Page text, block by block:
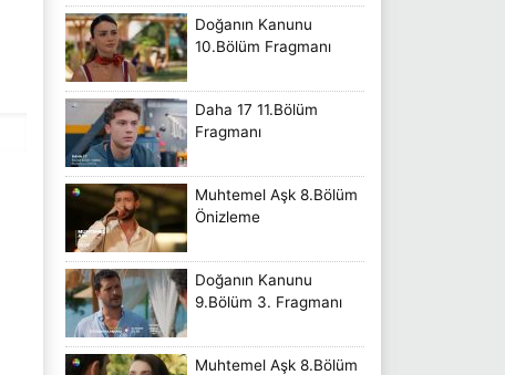
Doğanın Kanunu
10.Bölüm Fragmanı
Daha 17 11.Bölüm
Fragmanı
Muhtemel Aşk 8.Bölüm
Önizleme
Doğanın Kanunu
9.Bölüm 3. Fragmanı
Muhtemel Aşk 8.Bölüm